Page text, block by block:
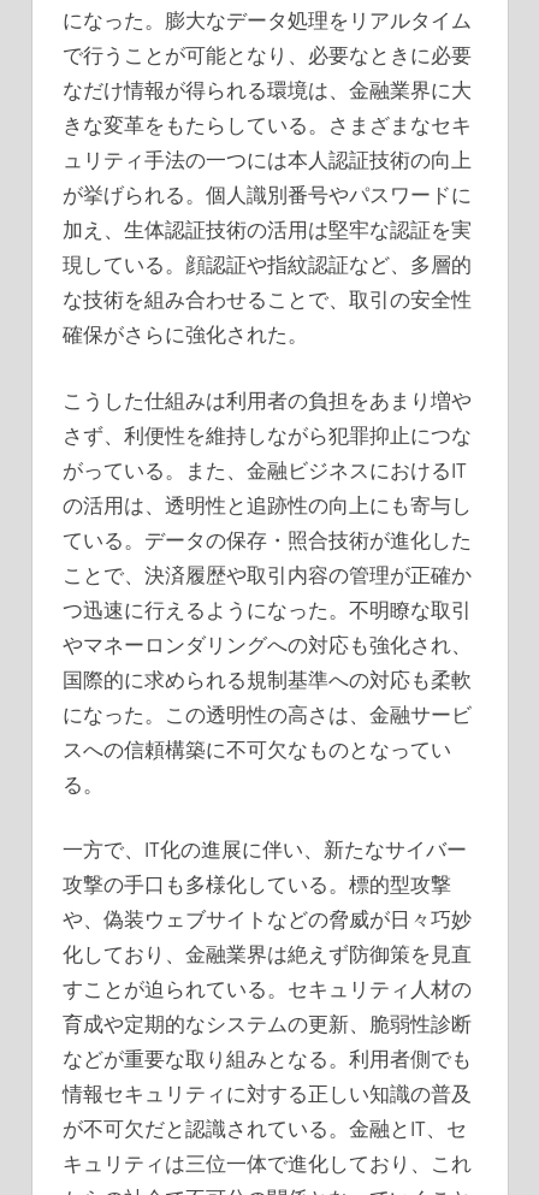
になった。膨大なデータ処理をリアルタイム
で行うことが可能となり、必要なときに必要
なだけ情報が得られる環境は、金融業界に大
きな変革をもたらしている。さまざまなセキ
ュリティ手法の一つには本人認証技術の向上
が挙げられる。個人識別番号やパスワードに
加え、生体認証技術の活用は堅牢な認証を実
現している。顔認証や指紋認証など、多層的
な技術を組み合わせることで、取引の安全性
確保がさらに強化された。
こうした仕組みは利用者の負担をあまり増や
さず、利便性を維持しながら犯罪抑止につな
がっている。また、金融ビジネスにおけるIT
の活用は、透明性と追跡性の向上にも寄与し
ている。データの保存・照合技術が進化した
ことで、決済履歴や取引内容の管理が正確か
つ迅速に行えるようになった。不明瞭な取引
やマネーロンダリングへの対応も強化され、
国際的に求められる規制基準への対応も柔軟
になった。この透明性の高さは、金融サービ
スへの信頼構築に不可欠なものとなってい
る。
一方で、IT化の進展に伴い、新たなサイバー
攻撃の手口も多様化している。標的型攻撃
や、偽装ウェブサイトなどの脅威が日々巧妙
化しており、金融業界は絶えず防御策を見直
すことが迫られている。セキュリティ人材の
育成や定期的なシステムの更新、脆弱性診断
などが重要な取り組みとなる。利用者側でも
情報セキュリティに対する正しい知識の普及
が不可欠だと認識されている。金融とIT、セ
キュリティは三位一体で進化しており、これ